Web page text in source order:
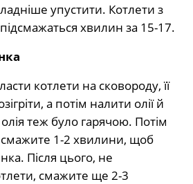
упустити. Котлети з
хвилин за 15-17.
котлети на сковороду, її
а потім налити олії й
теж було гарячою. Потім
смажите 1-2 хвилини, щоб
Після цього, не
смажите ще 2-3